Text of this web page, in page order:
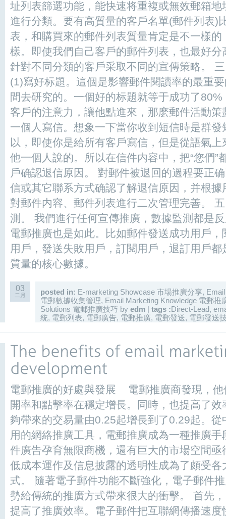
址列表篩選功能，能快速将重複或無效郵箱
進行分類。要有高質量的客戶名單(郵件列表)
表，和購買來的郵件列表質量肯定是不一樣
樣。即使我們自己客戶的郵件列表，也最好
針對不同分類的客戶采取不同的宣傳策略。
(1)寫好标題。這個是影響郵件閱讀率的最重
間去研究的。一個好的标題就等于成功了
客戶的注意力，讓他點進來，那麽郵件活動
一個人寫信。想象一下當你收到短信時是群
以，即使你是給所有客戶寫信，但是從語氣
他一個人說的。所以在信件内容中，把“您們”
戶确認退信原因。 對郵件被退回的過程要正
信或其它聯系方式确認了解退信原因，并根
對郵件内容、郵件列表進行二次管理完善。
測。 我們進行任何宣傳推廣，數據監測都是
電郵推廣也是如此。比如郵件發送成功用戶
用戶，發送失敗用戶，訂閱用戶，退訂用戶
質量的核心數據。
03
二月 posted in: E-marketing Showcase 市場推廣分享,
電郵數據收集管理, Email Marketing Knowledge 電郵推
Solutions 電郵推廣技巧 by edm tags :Direct-Lead,
統, 電郵列表, 電郵廣告, 電郵推廣, 電郵發送, 電郵發送
電郵推廣的好處與發展 電郵推廣商發現，他
開率和點擊率在穩定增長。同時，也提高了
夠帶來的交易量由0.25起增長到了0.29起。
用的網絡推廣工具，電郵推廣成為一種推廣
件廣告孕育無限商機，還有巨大的市場空間
低成本運作及信息披露的透明性成為了頗受
式。 隨著電子郵件功能不斷強化，電子郵件
勢給傳統的推廣方式帶來很大的衝擊。 首先
提高了推廣效率。電子郵件把互聯網傳播速